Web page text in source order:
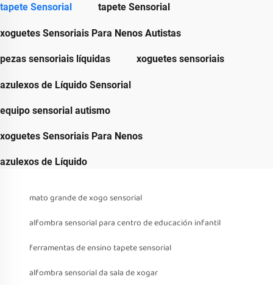
tapete Sensorial tapete Sensorial
xoguetes Sensoriais Para Nenos Autistas
pezas sensoriais líquidas xoguetes sensoriais
azulexos de Líquido Sensorial
equipo sensorial autismo
xoguetes Sensoriais Para Nenos
azulexos de Líquido
mato grande de xogo sensorial
alfombra sensorial para centro de educación infantil
ferramentas de ensino tapete sensorial
alfombra sensorial da sala de xogar